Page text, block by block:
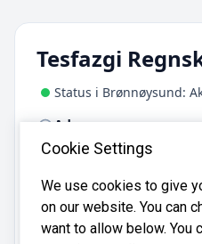
Tesfazgi
Status i Brønnøysund:
Adresse:
Bjerkhaugveien 5, 3133
Tesfazgi Regnskap er
Brønnøysundregistrene
934444426.
Cookie Settings
We use cookies to give
on our website. You can
want to allow below. You